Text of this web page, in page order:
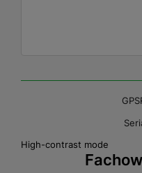
High-contrast mode